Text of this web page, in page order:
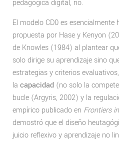
pedagógica digital, no.
El modelo CD0 es
propuesta por Hase y Kenyon
de Knowles (1984) al plantear
solo dirige su aprendizaje sino
estrategias y criterios
la capacidad (no solo la
bucle (Argyris, 2002) y la
empírico publicado en Frontiers
demostró que el diseño
juicio reflexivo y aprendizaje no